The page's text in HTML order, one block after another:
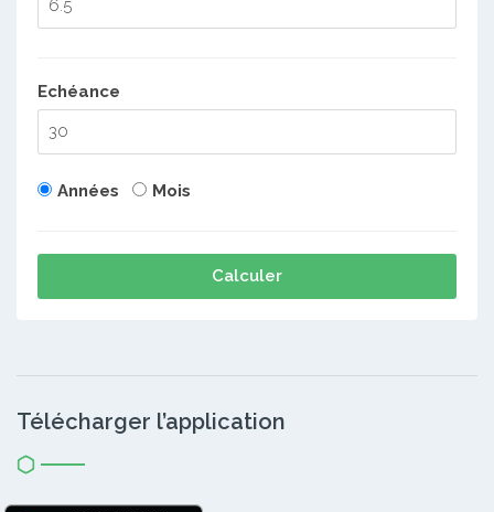
Echéance
Années Mois
Calculer
Télécharger l’application